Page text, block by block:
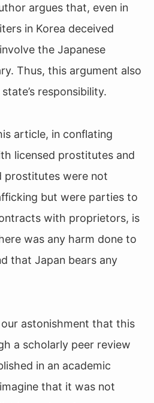
argues that, even in
in Korea deceived
the Japanese
Thus, this argument also
responsibility.
article, in conflating
licensed prostitutes and
prostitutes were not
but were parties to
with proprietors, is
was any harm done to
that Japan bears any
astonishment that this
a scholarly peer review
in an academic
that it was not